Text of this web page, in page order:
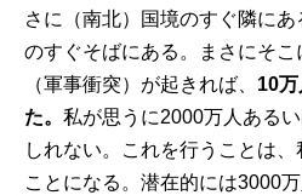
さに（南北）国境のすぐ隣にあ
のすぐそばにある。まさにそ
（軍事衝突）が起きれば、 10
た。私が思うに2000万人ある
しれない。これを行うことは
ことになる。潜在的には3000